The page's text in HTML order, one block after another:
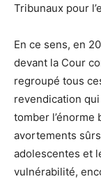
Tribunaux pour
En ce sens, en
devant la Cour
regroupé tous
revendication
tomber l’énorme
avortements
adolescentes et
vulnérabilité,